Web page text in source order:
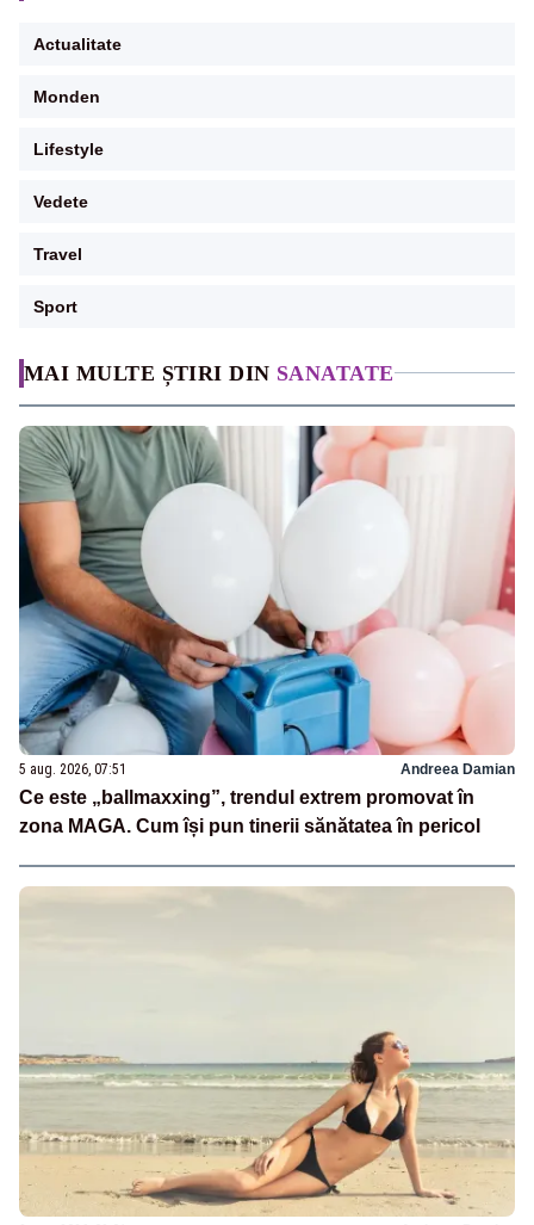
MAI MULTE ȘTIRI DIN SANATATE
5 aug. 2026, 07:51 Andreea Damian
Ce este „ballmaxxing”, trendul extrem promovat în
zona MAGA. Cum își pun tinerii sănătatea în pericol
Actualitate
Monden
Lifestyle
Vedete
Travel
Sport